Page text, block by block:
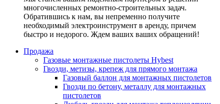
многочисленных ремонтно-строительных задач.
Обратившись к нам, вы непременно получите
необходимый электроинструмент в аренду, причем
быстро и недорого. Ждем ваших ваших обращений!
Продажа
Газовые монтажные пистолеты Hybest
Гвозди, метизы, крепеж для прямого монтажа
Газовый баллон для монтажных пистолетов
Гвозди по бетону, металлу для монтажных
пистолетов